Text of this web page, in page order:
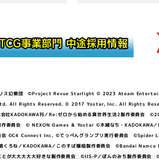
ス幻樂団 ©Project Revue Starlight © 2023 Ateam
All Rights Reserved. © 2017 Yostar, Inc. All
刊／Re:ゼロから始める異世界生活2製作委員会
© NEXON Games & Yostar ©木緒なち・KADOKAWA／ぼ
©C4 Connect Inc. ©てっぺんグランプリ実行委員会 ©Spider
くろね／KADOKAWA／このすば爆焔製作委員会 ©Bandai
とが大大大大大好きな製作委員会 ©IIS-P／ぽんのみち製作委員